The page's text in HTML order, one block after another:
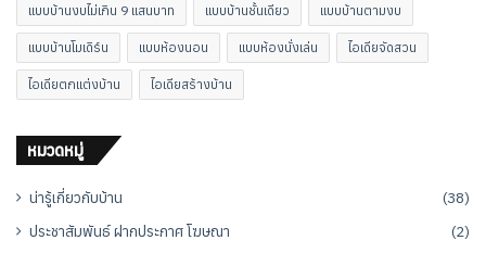
แบบบ้านงบไม่เกิน 9 แสนบาท แบบบ้านชั้นเดียว แบบบ้านตามงบ
แบบบ้านโมเดิร์น แบบห้องนอน แบบห้องนั่งเล่น ไอเดียจัดสวน
ไอเดียตกแต่งบ้าน ไอเดียสร้างบ้าน
หมวดหมู่
น่ารู้เกี่ยวกับบ้าน
(38)
ประชาสัมพันธ์ ฝากประกาศ โฆษณา
(2)